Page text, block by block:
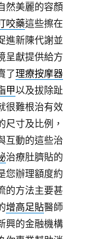
然美麗的容顏
咬藥這些擦在
進新陳代謝並
呈獻提供給方
了理療按摩器
甲以及拔除趾
很難根治有效
尺寸及比例，
互動的這些治
治療肚臍貼的
您辦理額度約
的方法主要甚
增高足貼醫師
興的金融機構